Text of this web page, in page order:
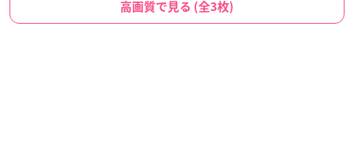
高画質で見る (全3枚)